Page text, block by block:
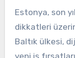
Estonya, son
dikkatleri
Baltık ülkesi,
yeni iş